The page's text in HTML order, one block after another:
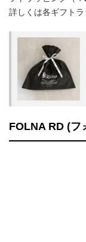
詳しくは各ギフトラ
FOLNA RD (フ